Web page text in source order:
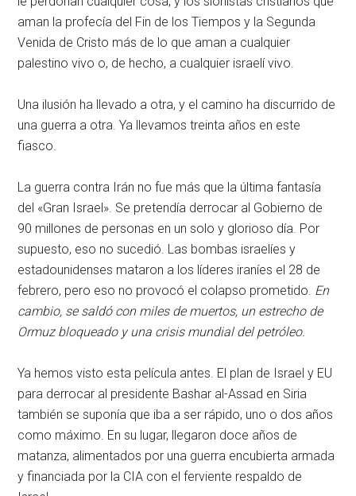
aman la profecía del Fin de los Tiempos y la Segunda
Venida de Cristo más de lo que aman a cualquier
palestino vivo o, de hecho, a cualquier israelí vivo.
Una ilusión ha llevado a otra, y el camino ha discurrido de
una guerra a otra. Ya llevamos treinta años en este
fiasco.
La guerra contra Irán no fue más que la última fantasía
del «Gran Israel». Se pretendía derrocar al Gobierno de
90 millones de personas en un solo y glorioso día. Por
supuesto, eso no sucedió. Las bombas israelíes y
estadounidenses mataron a los líderes iraníes el 28 de
febrero, pero eso no provocó el colapso prometido. En
cambio, se saldó con miles de muertos, un estrecho de
Ormuz bloqueado y una crisis mundial del petróleo.
Ya hemos visto esta película antes. El plan de Israel y EU
para derrocar al presidente Bashar al-Assad en Siria
también se suponía que iba a ser rápido, uno o dos años
como máximo. En su lugar, llegaron doce años de
matanza, alimentados por una guerra encubierta armada
y financiada por la CIA con el ferviente respaldo de